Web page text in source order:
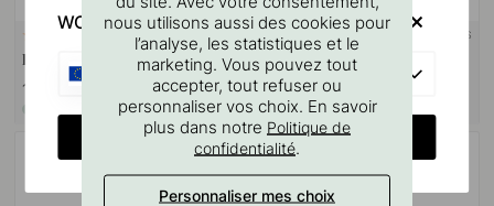
+ COULEURS
Bouton Skye - Vert Sauge
10 €
2 + COULEURS
Bouton T Viva - Vert Sauge
14.50 €
En stock
nous utilisons aussi des cookies pour
l’analyse, les statistiques et le
marketing. Vous pouvez tout
accepter, tout refuser ou
personnaliser vos choix. En savoir
plus dans notre Politique de
confidentialité.
Personnaliser mes choix
WOULD YOU RATHER VISIT?
CHANGE COUNTRY